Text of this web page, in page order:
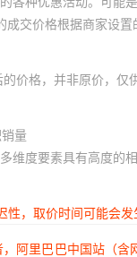
交价格根据商家设置
价格，并非原价，仅
量
度要素具有高度的
，取价时间可能会
阿里巴巴中国站（